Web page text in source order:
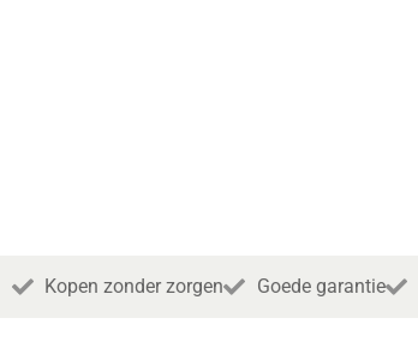
Kopen zonder zorgen Goede garantie